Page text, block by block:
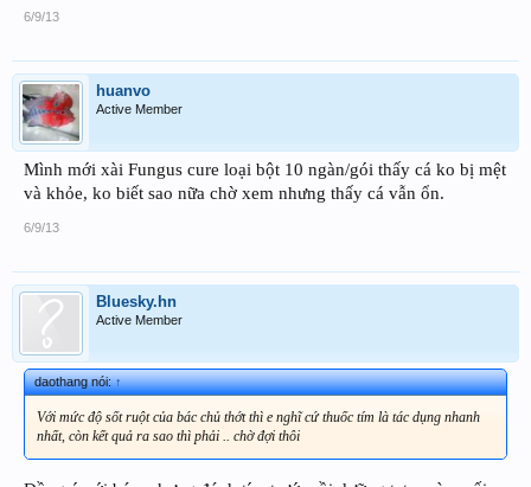
6/9/13
huanvo
Active Member
Mình mới xài Fungus cure loại bột 10 ngàn/gói thấy cá ko bị mệt
và khỏe, ko biết sao nữa chờ xem nhưng thấy cá vẫn ổn.
6/9/13
Bluesky.hn
Active Member
daothang nói:↑
Với mức độ sốt ruột của bác chủ thớt thì e nghĩ cứ thuốc tím là tác dụng nhanh
nhất, còn kết quả ra sao thì phải .. chờ đợi thôi